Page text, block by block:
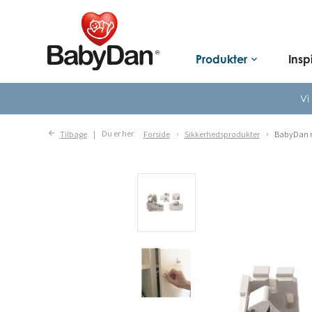
Produkter keyboard_arrow_down
Vi
Tilbage Du er her: Forside Sikkerhedsprodukter BabyDan